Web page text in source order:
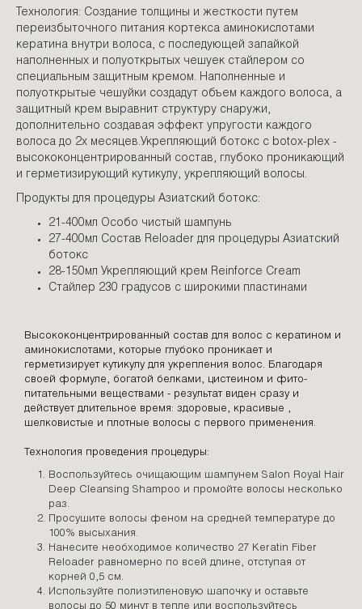
Технология: Создание толщины и жесткости путем
переизбыточного питания кортекса аминокислотами
кератина внутри волоса, с последующей запайкой
наполненных и полуоткрытых чешуек стайлером со
специальным защитным кремом. Наполненные и
полуоткрытые чешуйки создадут объем каждого волоса, а
защитный крем выравнит структуру снаружи,
дополнительно создавая эффект упругости каждого
волоса до 2х месяцев.Укрепляющий ботокс с botox-plex -
высококонцентрированный состав, глубоко проникающий
и герметизирующий кутикулу, укрепляющий волосы.
Продукты для процедуры Азиатский ботокс:
21-400мл Особо чистый шампунь
27-400мл Состав Reloader для процедуры Азиатский
ботокс
28-150мл Укрепляющий крем Reinforce Cream
Стайлер 230 градусов с широкими пластинами
Высококонцентрированный состав для волос с кератином и
аминокислотами, которые глубоко проникает и
герметизирует кутикулу для укрепления волос. Благодаря
своей формуле, богатой белками, цистеином и фито-
питательными веществами - результат виден сразу и
действует длительное время: здоровые, красивые ,
шелковистые и плотные волосы с первого применения.
Технология проведения процедуры:
Воспользуйтесь очищающим шампунем Salon Royal Hair
Deep Cleansing Shampoo и промойте волосы несколько
раз.
Просушите волосы феном на средней температуре до
100% высыхания.
Нанесите необходимое количество 27 Keratin Fiber
Reloader равномерно по всей длине, отступая от
корней 0,5 см.
Используйте полиэтиленовую шапочку и оставьте
волосы до 50 минут в тепле или воспользуйтесь